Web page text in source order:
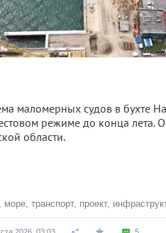
маломерных судов в бухте
режиме до конца лета.
области.
море транспорт, проект,
2026, 03:03 5